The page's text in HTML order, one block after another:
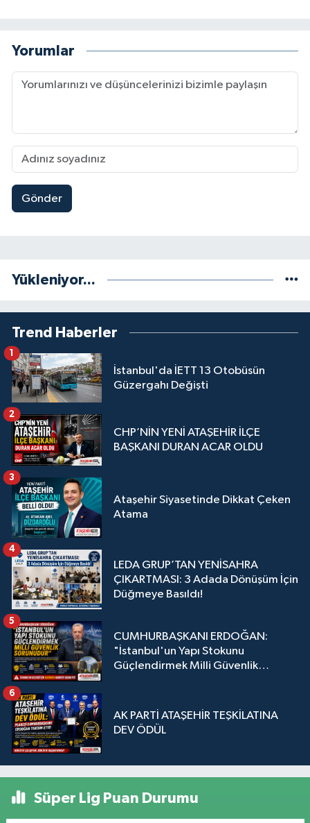
Yorumlar
Gönder
Yükleniyor...
Trend Haberler
İstanbul'da İETT 13 Otobüsün
Güzergahı Değişti
1
CHP’NİN YENİ ATAŞEHİR İLÇE
BAŞKANI DURAN ACAR OLDU
2
Ataşehir Siyasetinde Dikkat Çeken
Atama
3
LEDA GRUP’TAN YENİSAHRA
ÇIKARTMASI: 3 Adada Dönüşüm İçin
Düğmeye Basıldı!
4
CUMHURBAŞKANI ERDOĞAN:
"İstanbul'un Yapı Stokunu
Güçlendirmek Milli Güvenlik
5
AK PARTİ ATAŞEHİR TEŞKİLATINA
DEV ÖDÜL
6
Süper Lig Puan Durumu